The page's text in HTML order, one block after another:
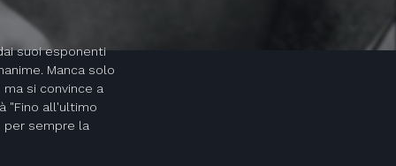
suoi esponenti
Manca solo
si convince a
"Fino all'ultimo
sempre la